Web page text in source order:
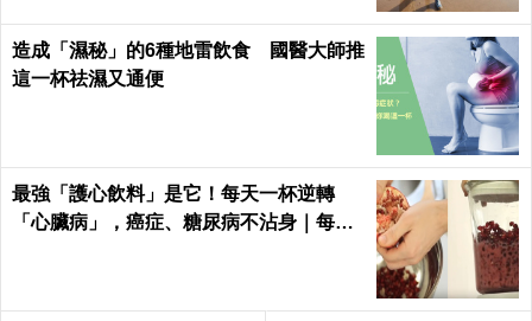
造成「濕秘」的6種地雷飲食 國醫大師推
這一杯祛濕又通便
最強「護心飲料」是它！每天一杯逆轉
「心臟病」，癌症、糖尿病不沾身｜每日